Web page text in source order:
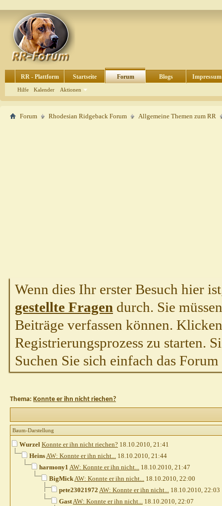
RR - Plattform Startseite Forum
Hilfe Kalender Aktionen
Blogs Impressum
Forum Rhodesian Ridgeback Forum Allgemeine Themen zum RR
Wenn dies Ihr erster Besuch hier
gestellte Fragen durch. Sie
Beiträge verfassen können.
Registrierungsprozess zu starten.
Suchen Sie sich einfach das
Thema: Konnte er ihn nicht riechen?
Baum-Darstellung
Wurzel Konnte er ihn nicht riechen? 18.10.2010, 21:41
HeinsAW: Konnte er ihn nicht... 18.10.2010, 21:44
harmony1 AW: Konnte er ihn nicht... 18.10.2010, 21:47
BigMickAW: Konnte er ihn nicht... 18.10.2010, 22:00
pete23021972 AW: Konnte er ihn nicht... 18.10.2010, 22:03
GastAW: Konnte er ihn nicht... 18.10.2010, 22:07